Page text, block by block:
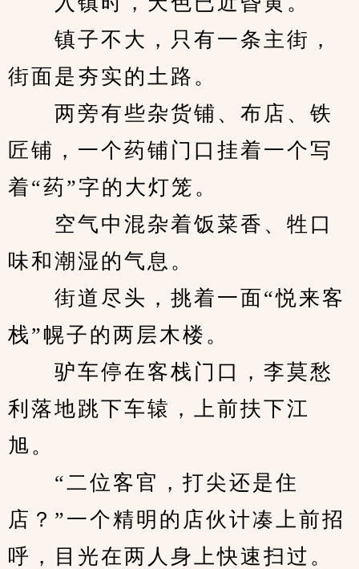
镇子不大，只有一条主街，
街面是夯实的土路。
两旁有些杂货铺、布店、铁
匠铺，一个药铺门口挂着一个写
着“药”字的大灯笼。
空气中混杂着饭菜香、牲口
味和潮湿的气息。
街道尽头，挑着一面“悦来客
栈”幌子的两层木楼。
驴车停在客栈门口，李莫愁
利落地跳下车辕，上前扶下江
旭。
“二位客官，打尖还是住
店？”一个精明的店伙计凑上前招
呼，目光在两人身上快速扫过。